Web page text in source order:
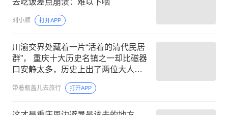
刘小顺 打开APP
川渝交界处藏着一片“活着的清代民居
群”， 重庆十大历史名镇之一却比磁器
口安静太多，历史上出了两位大人
带着瓶盖儿去旅行 打开APP